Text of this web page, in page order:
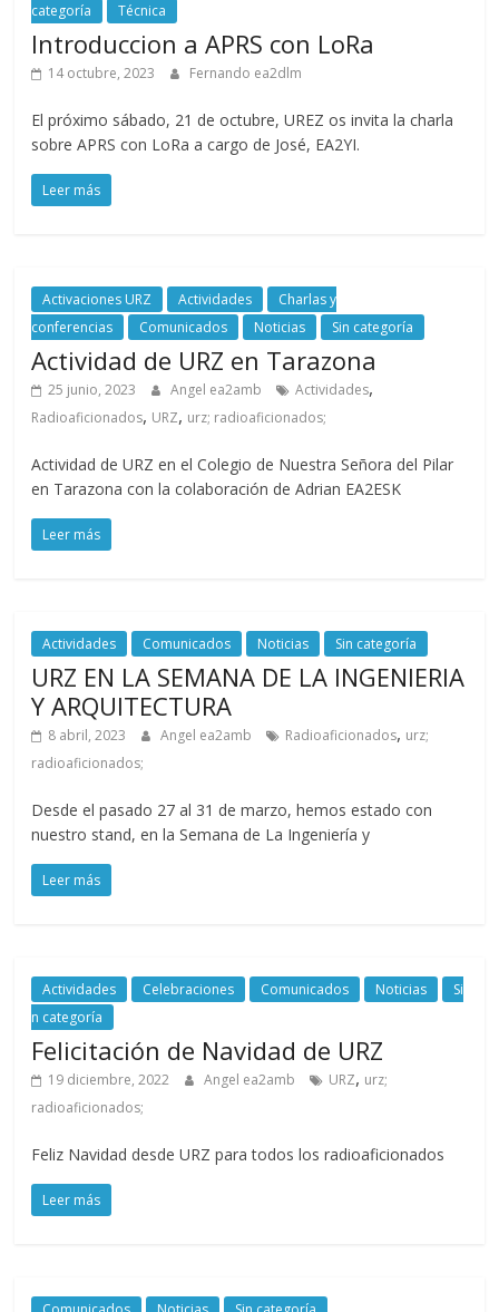
categoría
Técnica
Introduccion a APRS con LoRa
14 octubre, 2023 Fernando ea2dlm
El próximo sábado, 21 de octubre, UREZ os invita la charla
sobre APRS con LoRa a cargo de José, EA2YI.
Leer más
Activaciones URZ Actividades
Charlas y
conferencias
Comunicados Noticias Sin categoría
Actividad de URZ en Tarazona
25 junio, 2023 Angel ea2amb Actividades,
Radioaficionados, URZ, urz; radioaficionados;
Actividad de URZ en el Colegio de Nuestra Señora del Pilar
en Tarazona con la colaboración de Adrian EA2ESK
Leer más
Actividades Comunicados Noticias Sin categoría
URZ EN LA SEMANA DE LA INGENIERIA
Y ARQUITECTURA
8 abril, 2023 Angel ea2amb Radioaficionados, urz;
radioaficionados;
Desde el pasado 27 al 31 de marzo, hemos estado con
nuestro stand, en la Semana de La Ingeniería y
Leer más
Actividades Celebraciones Comunicados Noticias
Si
n categoría
Felicitación de Navidad de URZ
19 diciembre, 2022 Angel ea2amb URZ, urz;
radioaficionados;
Feliz Navidad desde URZ para todos los radioaficionados
Leer más